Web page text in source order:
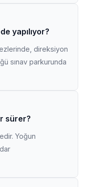
yapılıyor?
direksiyon
sınav parkurunda
sürer?
Yoğun